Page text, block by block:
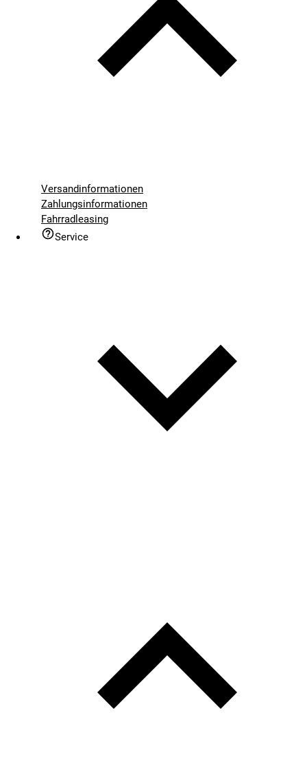
Versandinformationen
Zahlungsinformationen
Fahrradleasing
Service